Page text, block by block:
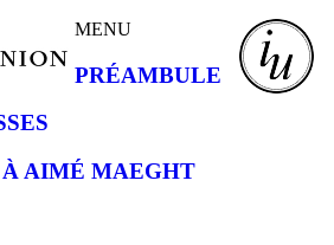
MENU
PRÉAMBULE
AIMÉ MAEGHT